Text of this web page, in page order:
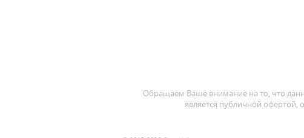
Обращаем Ваше внимание на то, что
является публичной офертой,